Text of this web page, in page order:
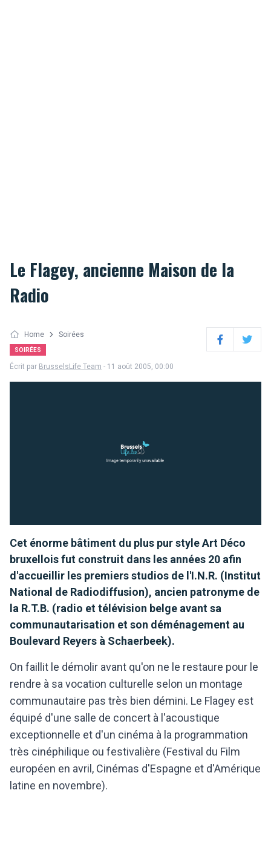
Le Flagey, ancienne Maison de la
Radio
Home Soirées
SOIRÉES FacebookTwitter
Écrit par BrusselsLife Team - 11 août 2005, 00:00
Cet énorme bâtiment du plus pur style Art Déco
bruxellois fut construit dans les années 20 afin
d'accueillir les premiers studios de l'I.N.R. (Institut
National de Radiodiffusion), ancien patronyme de
la R.T.B. (radio et télévision belge avant sa
communautarisation et son déménagement au
Boulevard Reyers à Schaerbeek).
On faillit le démolir avant qu'on ne le restaure pour le
rendre à sa vocation culturelle selon un montage
communautaire pas très bien démini. Le Flagey est
équipé d'une salle de concert à l'acoustique
exceptionnelle et d'un cinéma à la programmation
très cinéphilique ou festivalière (Festival du Film
européen en avril, Cinémas d'Espagne et d'Amérique
latine en novembre).